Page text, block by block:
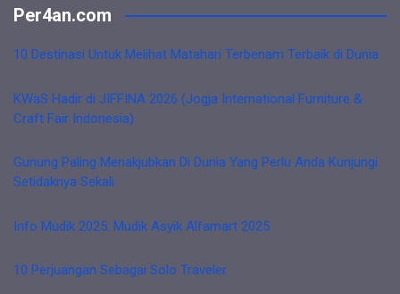
Per4an.com
10 Destinasi Untuk Melihat Matahari Terbenam Terbaik di Dunia
KWaS Hadir di JIFFINA 2026 (Jogja International Furniture &
Craft Fair Indonesia)
Gunung Paling Menakjubkan Di Dunia Yang Perlu Anda Kunjungi
Setidaknya Sekali
Info Mudik 2025: Mudik Asyik Alfamart 2025
10 Perjuangan Sebagai Solo Traveler